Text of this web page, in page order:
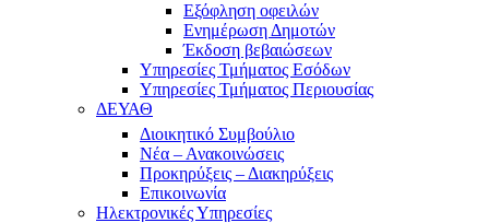
Εξόφληση οφειλών
Ενημέρωση Δημοτών
Έκδοση βεβαιώσεων
Υπηρεσίες Τμήματος Εσόδων
Υπηρεσίες Τμήματος Περιουσίας
ΔΕΥΑΘ
Διοικητικό Συμβούλιο
Νέα – Ανακοινώσεις
Προκηρύξεις – Διακηρύξεις
Επικοινωνία
Ηλεκτρονικές Υπηρεσίες